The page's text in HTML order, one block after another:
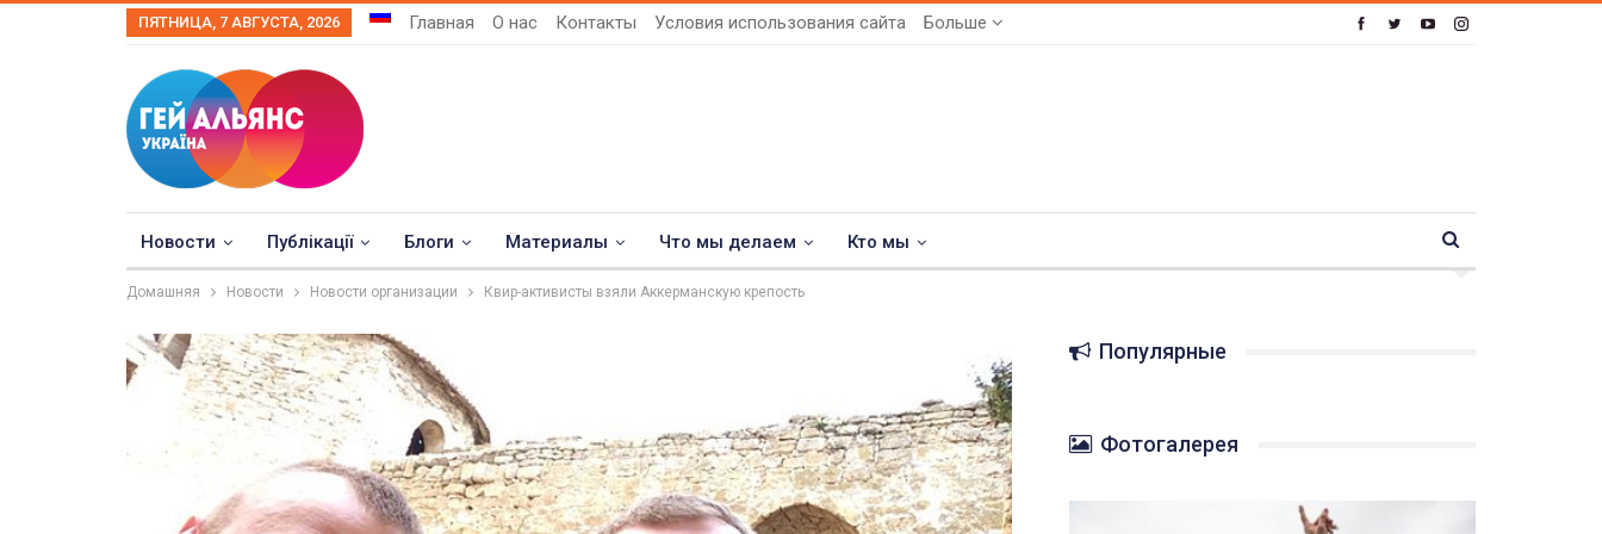
ПЯТНИЦА, 7 АВГУСТА, 2026 Главная О нас Контакты Условия использования сайта Больше
Новости Публікації Блоги Материалы Что мы делаем Кто мы
Домашняя Новости Новости организации Квир-активисты взяли Аккерманскую крепость
Популярные
Фотогалерея